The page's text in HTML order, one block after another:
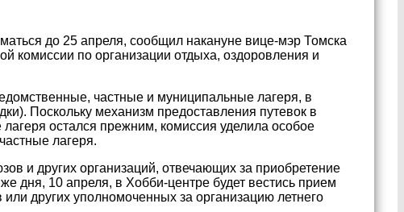
до 25 апреля, сообщил накануне вице-мэр Томска
комиссии по организации отдыха, оздоровления и
частные и муниципальные лагеря, в
Поскольку механизм предоставления путевок в
остался прежним, комиссия уделила особое
лагеря.
и других организаций, отвечающих за приобретение
дня, 10 апреля, в Хобби-центре будет вестись прием
других уполномоченных за организацию летнего